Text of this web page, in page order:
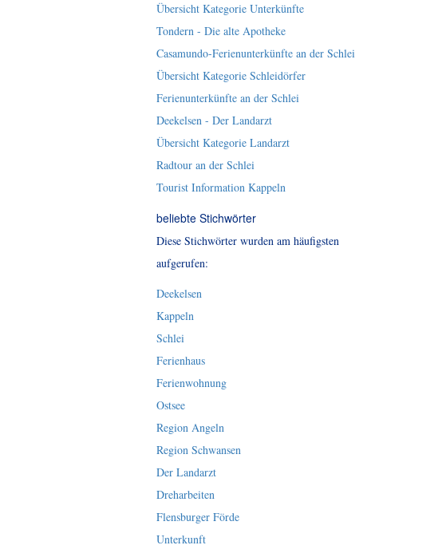
Übersicht Kategorie Unterkünfte
Tondern - Die alte Apotheke
Casamundo-Ferienunterkünfte an der Schlei
Übersicht Kategorie Schleidörfer
Ferienunterkünfte an der Schlei
Deekelsen - Der Landarzt
Übersicht Kategorie Landarzt
Radtour an der Schlei
Tourist Information Kappeln
beliebte Stichwörter
Diese Stichwörter wurden am häufigsten
aufgerufen:
Deekelsen
Kappeln
Schlei
Ferienhaus
Ferienwohnung
Ostsee
Region Angeln
Region Schwansen
Der Landarzt
Dreharbeiten
Flensburger Förde
Unterkunft